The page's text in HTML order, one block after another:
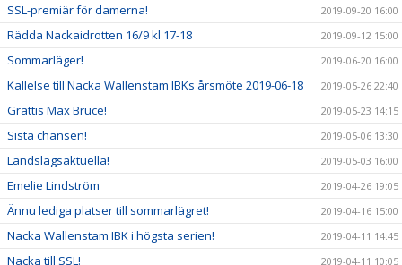
SSL-premiär för damerna! 2019-09-20 16:00
Rädda Nackaidrotten 16/9 kl 17-18 2019-09-12 15:00
Sommarläger! 2019-06-20 16:00
Kallelse till Nacka Wallenstam IBKs årsmöte 2019-06-18 2019-05-26 22:40
Grattis Max Bruce! 2019-05-23 14:15
Sista chansen! 2019-05-06 13:30
Landslagsaktuella! 2019-05-03 16:00
Emelie Lindström 2019-04-26 19:05
Ännu lediga platser till sommarlägret! 2019-04-16 15:00
Nacka Wallenstam IBK i högsta serien! 2019-04-11 14:45
Nacka till SSL! 2019-04-11 10:05